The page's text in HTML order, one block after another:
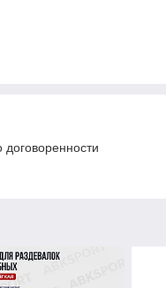
договоренности